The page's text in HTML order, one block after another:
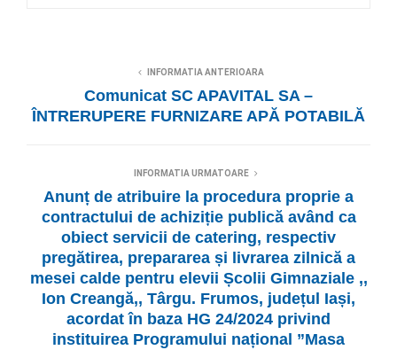
INFORMATIA ANTERIOARA
Comunicat SC APAVITAL SA –
ÎNTRERUPERE FURNIZARE APĂ POTABILĂ
INFORMATIA URMATOARE
Anunț de atribuire la procedura proprie a
contractului de achiziție publică având ca
obiect servicii de catering, respectiv
pregătirea, prepararea și livrarea zilnică a
mesei calde pentru elevii Școlii Gimnaziale ,,
Ion Creangă,, Târgu. Frumos, județul Iași,
acordat în baza HG 24/2024 privind
instituirea Programului național ”Masa